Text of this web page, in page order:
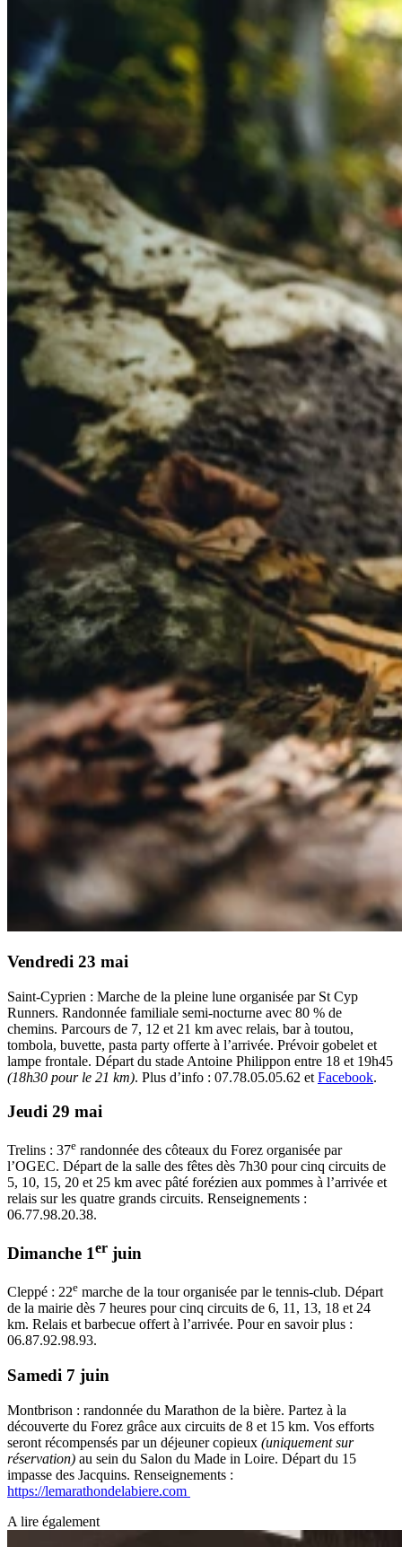
Vendredi 23 mai
Saint-Cyprien : Marche de la pleine lune organisée par St Cyp
Runners. Randonnée familiale semi-nocturne avec 80 % de
chemins. Parcours de 7, 12 et 21 km avec relais, bar à toutou,
tombola, buvette, pasta party offerte à l’arrivée. Prévoir gobelet et
lampe frontale. Départ du stade Antoine Philippon entre 18 et 19h45
(18h30 pour le 21 km). Plus d’info : 07.78.05.05.62 et Facebook.
Jeudi 29 mai
Trelins : 37e randonnée des côteaux du Forez organisée par
l’OGEC. Départ de la salle des fêtes dès 7h30 pour cinq circuits de
5, 10, 15, 20 et 25 km avec pâté forézien aux pommes à l’arrivée et
relais sur les quatre grands circuits. Renseignements :
06.77.98.20.38.
Dimanche 1er juin
Cleppé : 22e marche de la tour organisée par le tennis-club. Départ
de la mairie dès 7 heures pour cinq circuits de 6, 11, 13, 18 et 24
km. Relais et barbecue offert à l’arrivée. Pour en savoir plus :
06.87.92.98.93.
Samedi 7 juin
Montbrison : randonnée du Marathon de la bière. Partez à la
découverte du Forez grâce aux circuits de 8 et 15 km. Vos efforts
seront récompensés par un déjeuner copieux (uniquement sur
réservation) au sein du Salon du Made in Loire. Départ du 15
impasse des Jacquins. Renseignements :
https://lemarathondelabiere.com
A lire également